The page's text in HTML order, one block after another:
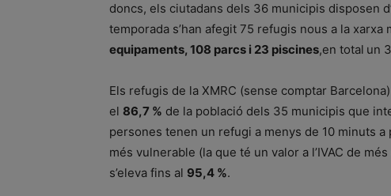
doncs, els ciutadans dels 36 municipis disposen
temporada s’han afegit 75 refugis nous a la
equipaments, 108 parcs i 23 piscines,en total un
Els refugis de la XMRC (sense comptar
el 86,7 % de la població dels 35 municipis que
persones tenen un refugi a menys de 10 minuts
més vulnerable (la que té un valor a l’IVAC de
s’eleva fins al 95,4 %.